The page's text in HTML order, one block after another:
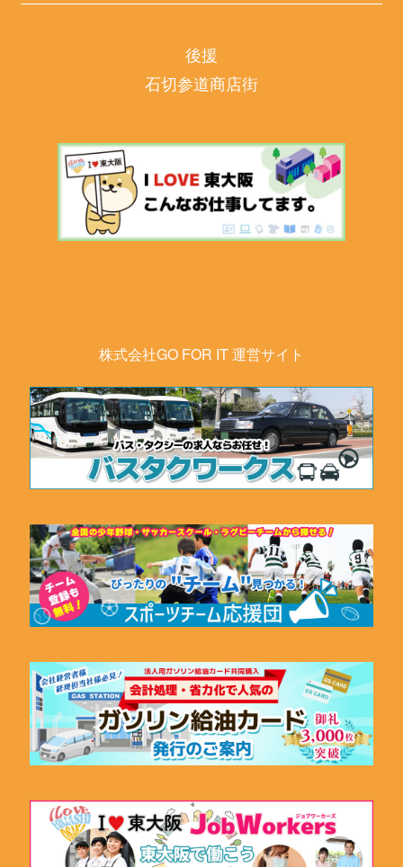
後援
石切参道商店街
株式会社GO FOR IT 運営サイト